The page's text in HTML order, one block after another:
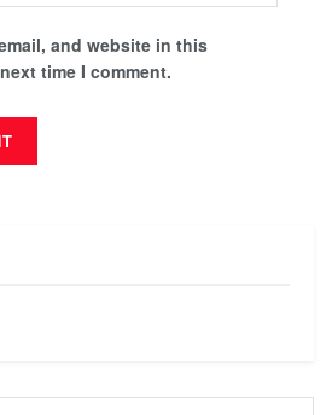
and website in this
time I comment.